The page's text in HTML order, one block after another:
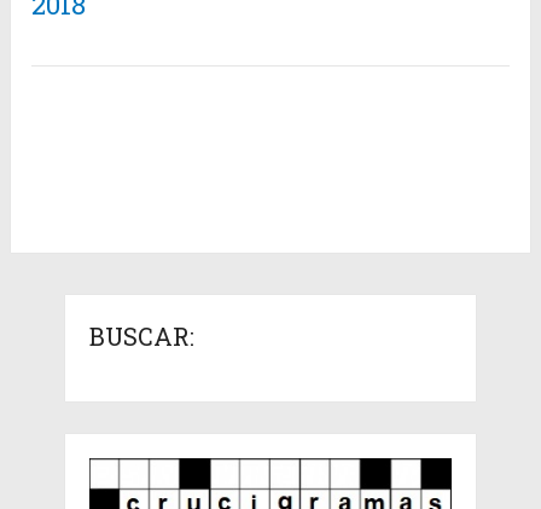
BUSCAR: